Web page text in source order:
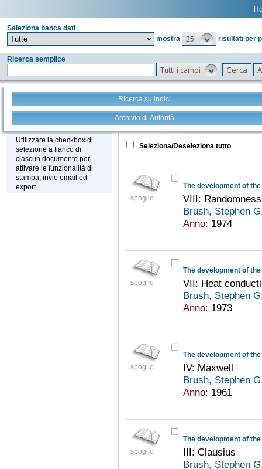
Seleziona banca dati
mostra
25 risultati per
Ricerca semplice
Tutti i campi
Ricerca su indici
Archivio di Autorità
Stampa - Email - Export
Utilizzare la checkbox di
selezione a fianco di
ciascun documento per
attivare le funzionalità di
stampa, invio email ed
export.
Tutto +
Seleziona/Deseleziona tutto
spoglio
The development of
VIII:
Brush, Stephen
Anno: 1974
spoglio
The development of
VII: Heat
Brush, Stephen
Anno: 1973
spoglio
The development of
IV: Maxwell
Brush, Stephen
Anno: 1961
spoglio
The development of
III: Clausius
Brush, Stephen